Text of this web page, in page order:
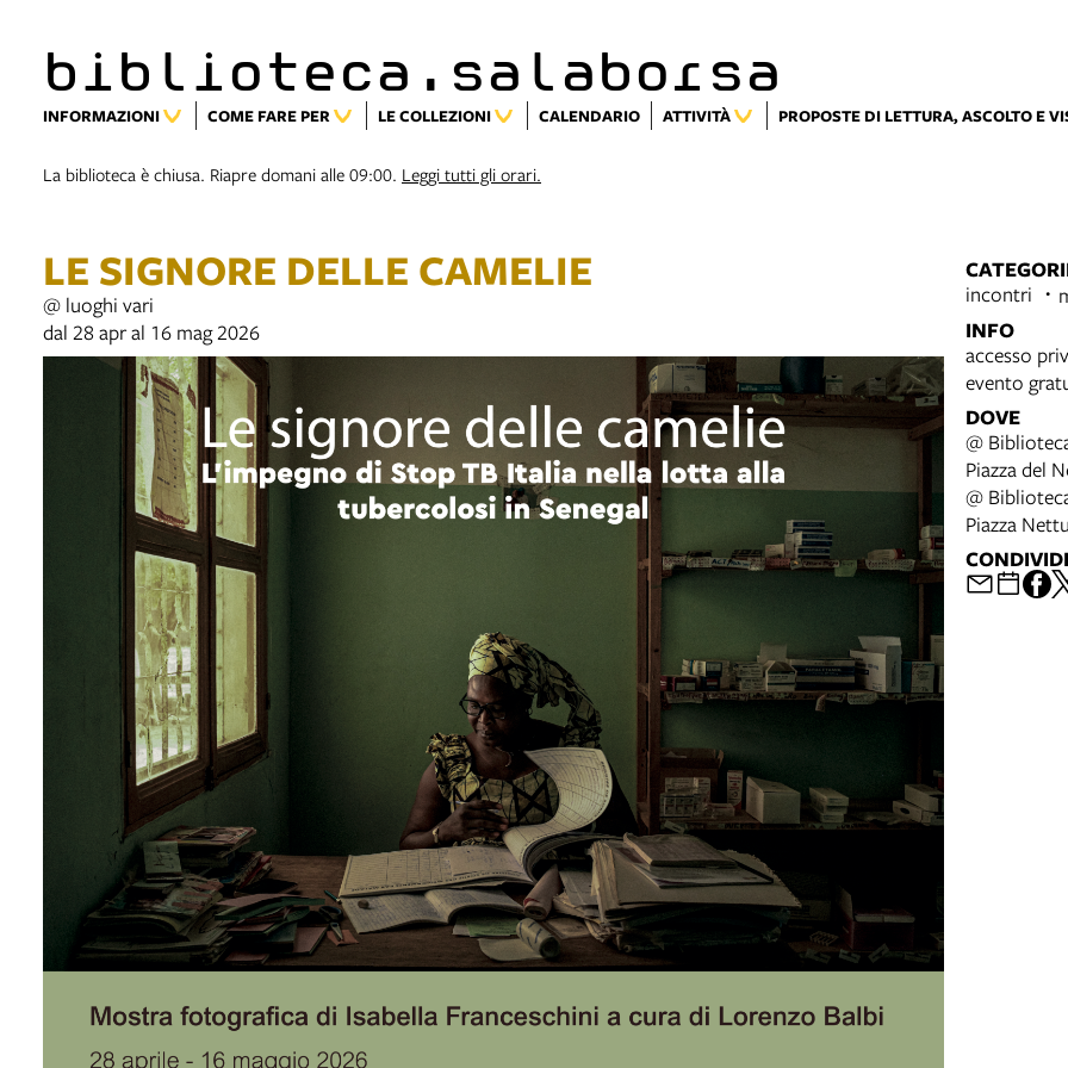
biblioteca.salaborsa
INFORMAZIONI COME FARE PER LE COLLEZIONI CALENDARIO ATTIVITÀ PROPOSTE DI LETTURA, ASCOLTO E
La biblioteca è chiusa. Riapre domani alle 09:00. Leggi tutti gli orari.
LE SIGNORE DELLE CAMELIE
@ luoghi vari
dal 28 apr al 16 mag 2026
incontri
INFO
accesso
evento
DOVE
@
Piazza del
@
Piazza
CONDIVIDI